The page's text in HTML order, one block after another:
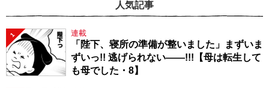
人気記事
1 連載
「陛下、寝所の準備が整いました」まずいま
ずいっ!! 逃げられない――!!!【母は転生して
も母でした・8】